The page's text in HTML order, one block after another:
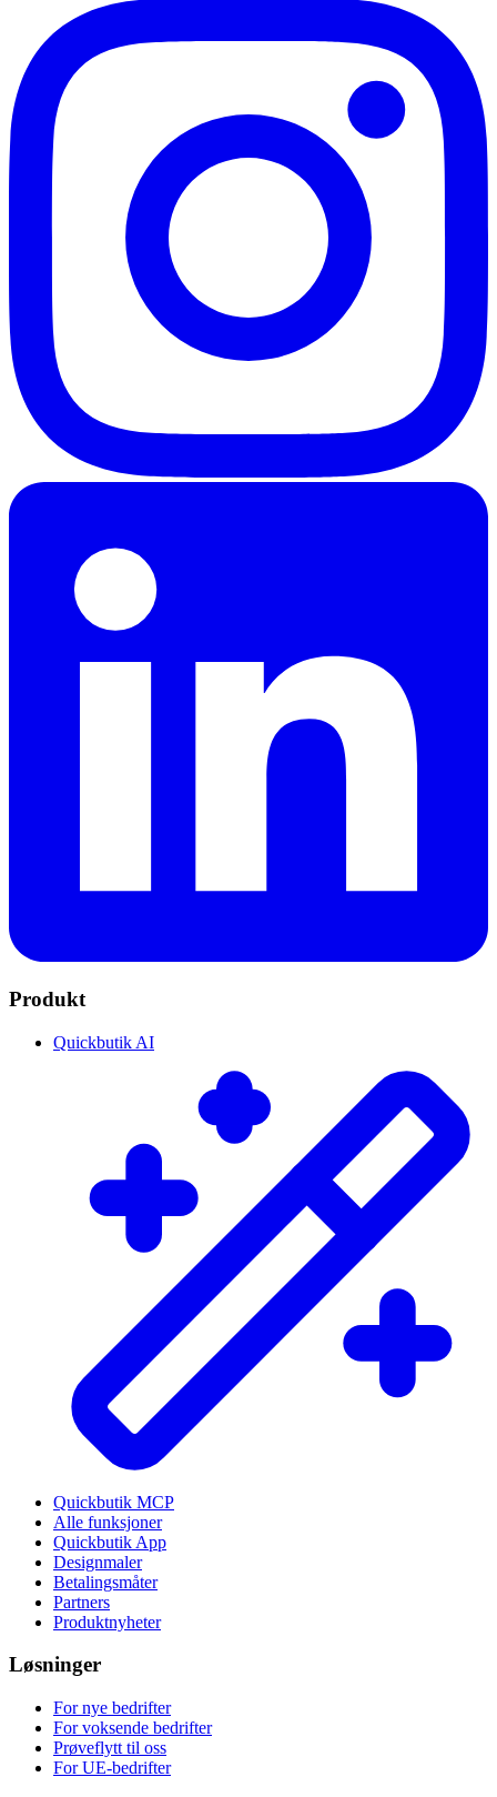
Produkt
Quickbutik AI
Quickbutik MCP
Alle funksjoner
Quickbutik App
Designmaler
Betalingsmåter
Partners
Produktnyheter
Løsninger
For nye bedrifter
For voksende bedrifter
Prøveflytt til oss
For UE-bedrifter